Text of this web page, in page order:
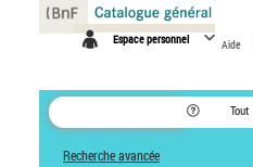
Espace personnel Aide
Tout
Recherche avancée
Panneau de gestion des cookies